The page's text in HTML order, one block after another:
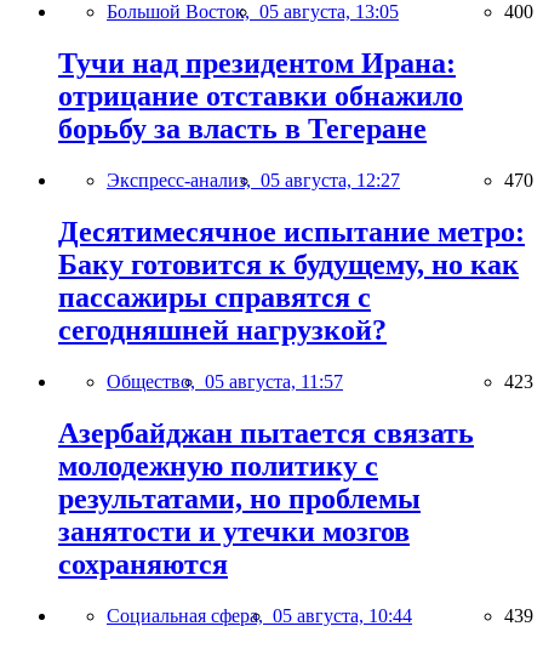
Большой Восток, 05 августа, 13:05 400
Тучи над президентом Ирана:
отрицание отставки обнажило
борьбу за власть в Тегеране
Экспресс-анализ, 05 августа, 12:27 470
Десятимесячное испытание метро:
Баку готовится к будущему, но как
пассажиры справятся с
сегодняшней нагрузкой?
Общество, 05 августа, 11:57 423
Азербайджан пытается связать
молодежную политику с
результатами, но проблемы
занятости и утечки мозгов
сохраняются
Социальная сфера, 05 августа, 10:44 439